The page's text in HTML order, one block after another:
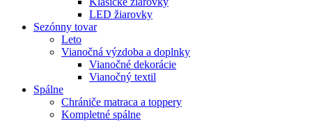
LED žiarovky
Sezónny tovar
Leto
Vianočná výzdoba a doplnky
Vianočné dekorácie
Vianočný textil
Spálne
Chrániče matraca a toppery
Kompletné spálne